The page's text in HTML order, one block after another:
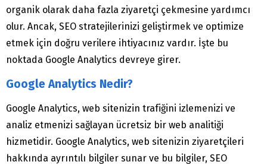
organik olarak daha fazla ziyaretçi çekmesine yardımcı
olur. Ancak, SEO stratejilerinizi geliştirmek ve optimize
etmek için doğru verilere ihtiyacınız vardır. İşte bu
noktada Google Analytics devreye girer.
Google Analytics Nedir?
Google Analytics, web sitenizin trafiğini izlemenizi ve
analiz etmenizi sağlayan ücretsiz bir web analitiği
hizmetidir. Google Analytics, web sitenizin ziyaretçileri
hakkında ayrıntılı bilgiler sunar ve bu bilgiler, SEO